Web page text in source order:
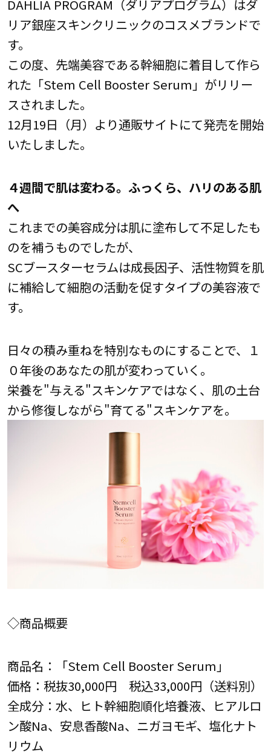
DAHLIA PROGRAM（ダリアプログラム）はダ
リア銀座スキンクリニックのコスメブランドで
す。
この度、先端美容である幹細胞に着目して作ら
れた「Stem Cell Booster Serum」がリリー
スされました。
12月19日（月）より通販サイトにて発売を開始
いたしました。
４週間で肌は変わる。ふっくら、ハリのある肌
へ
これまでの美容成分は肌に塗布して不足したも
のを補うものでしたが、
SCブースターセラムは成長因子、活性物質を肌
に補給して細胞の活動を促すタイプの美容液で
す。
日々の積み重ねを特別なものにすることで、１
０年後のあなたの肌が変わっていく。
栄養を"与える"スキンケアではなく、肌の土台
から修復しながら"育てる"スキンケアを。
◇商品概要
商品名：「Stem Cell Booster Serum」
価格：税抜30,000円 税込33,000円（送料別）
全成分：水、ヒト幹細胞順化培養液、ヒアルロ
ン酸Na、安息香酸Na、ニガヨモギ、塩化ナト
リウム